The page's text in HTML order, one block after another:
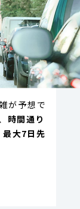
が予想で
時間通り
最大7日先